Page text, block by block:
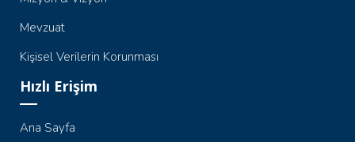
Mevzuat
Kişisel Verilerin Korunması
Hızlı Erişim
Ana Sayfa